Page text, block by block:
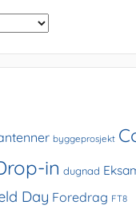
byggeprosjekt
in dugnad
Day Foredrag FT8